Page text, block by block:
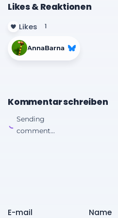
Likes & Reaktionen
Likes 1
AnnaBarna
Kommentar schreiben
Sending
comment...
E-mail Name